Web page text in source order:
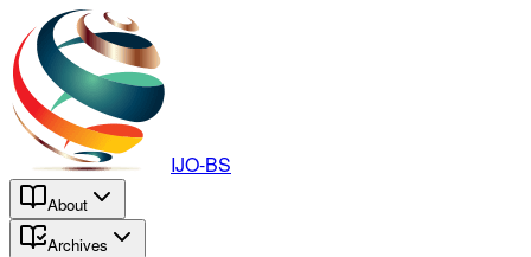
IJO-BS
About
Archives